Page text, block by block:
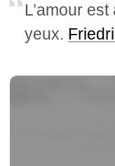
L’amour
yeux.